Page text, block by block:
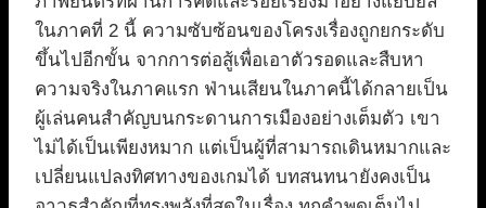
ในภาคที่ 2 นี้ ความซับซ้อนของโครงเรื่องถูกยกระดับ
ขึ้นไปอีกขั้น จากการต่อสู้เพื่อเอาตัวรอดและสืบหา
ความจริงในภาคแรก ฟ่านเสียนในภาคนี้ได้กลายเป็น
ผู้เล่นคนสำคัญบนกระดานการเมืองอย่างเต็มตัว เขา
ไม่ได้เป็นเพียงหมาก แต่เป็นผู้ที่สามารถเดินหมากและ
เปลี่ยนแปลงทิศทางของเกมได้ บทสนทนายังคงเป็น